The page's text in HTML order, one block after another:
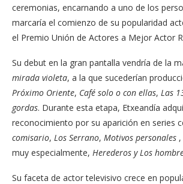
ceremonias, encarnando a uno de los
marcaría el comienzo de su popularidad
el Premio Unión de Actores a Mejor Actor
Su debut en la gran pantalla vendría de la
mirada violeta, a la que sucederían
Próximo Oriente, Café solo o con ellas, Las
gordas. Durante esta etapa, Etxeandía
reconocimiento por su aparición en series
comisario, Los Serrano, Motivos personales ,
muy especialmente, Herederos y Los
Su faceta de actor televisivo crece en